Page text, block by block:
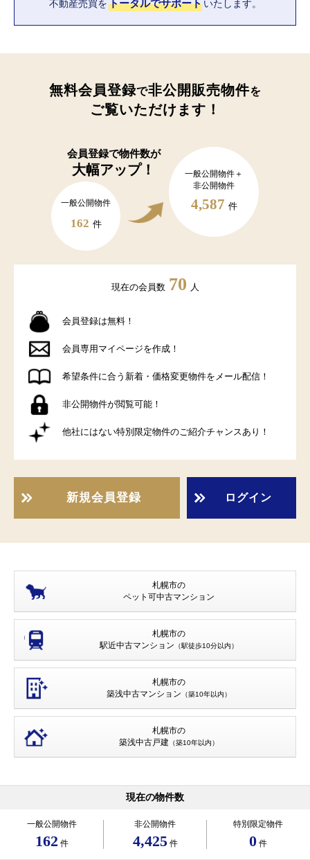
不動産売買をトータルでサポート いたします。
無料会員登録で非公開販売物件を
ご覧いただけます！
会員登録で物件数が
大幅アップ！
一般公開物件
162 件
一般公開物件＋
非公開物件
4,587 件
現在の会員数 70 人
会員登録は無料！
会員専用マイページを作成！
希望条件に合う新着・価格変更物件をメール配信！
非公開物件が閲覧可能！
他社にはない特別限定物件のご紹介チャンスあり！
新規会員登録 ログイン
札幌市の
ペット可中古マンション
札幌市の
駅近中古マンション （駅徒歩10分以内）
札幌市の
築浅中古マンション （築10年以内）
札幌市の
築浅中古戸建 （築10年以内）
現在の物件数
一般公開物件
162 件
非公開物件
4,425 件
特別限定物件
0 件